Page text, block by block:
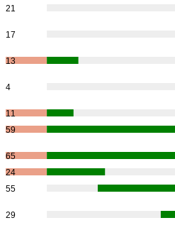
21
17
13
4
11
59
65
24
55
29